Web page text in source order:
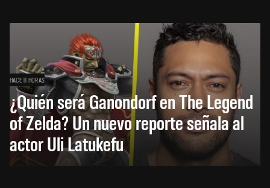
HACE 11 HORAS
¿Quién será Ganondorf en The Legend
of Zelda? Un nuevo reporte señala al
actor Uli Latukefu